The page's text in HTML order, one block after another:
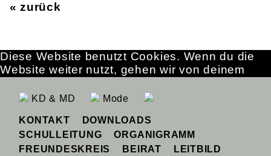
« zurück
KD & MD Mode
KONTAKT
DOWNLOADS
SCHULLEITUNG
ORGANIGRAMM
FREUNDESKREIS
BEIRAT LEITBILD
Diese Website benutzt Cookies. Wenn du die
Website weiter nutzt, gehen wir von deinem